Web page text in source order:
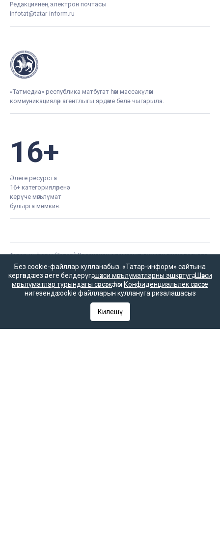
Редакциянең электрон почтасы
infotat@tatar-inform.ru
«Татмедиа» республика матбугат һәм массакүләм
коммуникацияләр агентлыгы ярдәме белән чыгарыла.
16+
Әлеге ресурста
16+ категорияләренә
керүче мәгълүмат
булырга мөмкин.
Татар-информ (Татар) Россиянең элемтә, мәгълүмати технологияләр
һәм гаммәви коммуникацияләрне күзәтчелек хезмәте (Роскомнадзор)
тарафыннан интернет басма буларак теркәлгән. Массакүләм
мәгълүмат чарасын теркәү турында ЭЛ № ФС 77-90202 таныклыгы
2025 елның 7 октябрендә элемтә, мәгълүмати технологияләр һәм
массакүләм коммуникацияләр өлкәсендә күзәтчелек итүче Федераль
хезмәт тарафыннан бирелгән.
«Татар-информ» Россиянең элемтә, мәгълүмати технологияләр һәм
гаммәви коммуникацияләрне күзәтчелек хезмәте (Роскомнадзор)
тарафыннан мәгълүмат агентлыгы буларак 15.09.2016 елда
Без cookie-файллар кулланабыз. «Татар-информ» сайтына
кергәндә сез әлеге белдерүгә,шәхси мәгълүматларны эшкәртүгә,Шәхси
мәгълүматлар турындагы сәясәткәһәм Конфиденциальлек сәясәте
нигезендә cookie файлларын куллануга ризалашасыз
Килешү